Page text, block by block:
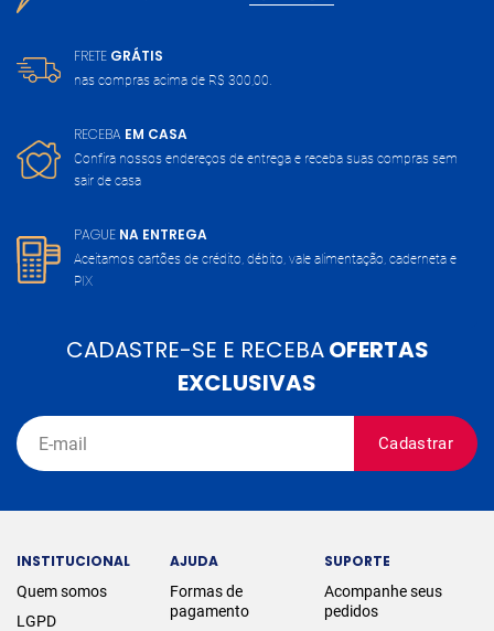
FRETE GRÁTIS
nas compras acima de R$ 300,00.
RECEBA EM CASA
Confira nossos endereços de entrega e receba suas compras sem
sair de casa
PAGUE NA ENTREGA
Aceitamos cartões de crédito, débito, vale alimentação, caderneta e
PIX
CADASTRE-SE E RECEBAOFERTAS
EXCLUSIVAS
Cadastrar
INSTITUCIONAL
Quem somos
LGPD
AJUDA
Formas de
pagamento
SUPORTE
Acompanhe seus
pedidos